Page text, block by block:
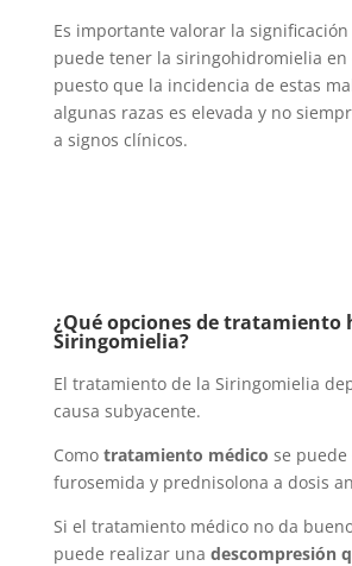
Es importante valorar la
puede tener la siringohidromielia en
puesto que la incidencia de estas
algunas razas es elevada y no
a signos clínicos.
¿Qué opciones de tratamiento
Siringomielia?
El tratamiento de la Siringomielia
causa subyacente.
Como tratamiento médico se
furosemida y prednisolona a dosis
Si el tratamiento médico no da
puede realizar una descompresión